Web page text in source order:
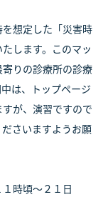
想定した「災害時
します。このマッ
りの診療所の診療
は、トップページ
が、演習ですので
さいますようお願
時頃～２１日